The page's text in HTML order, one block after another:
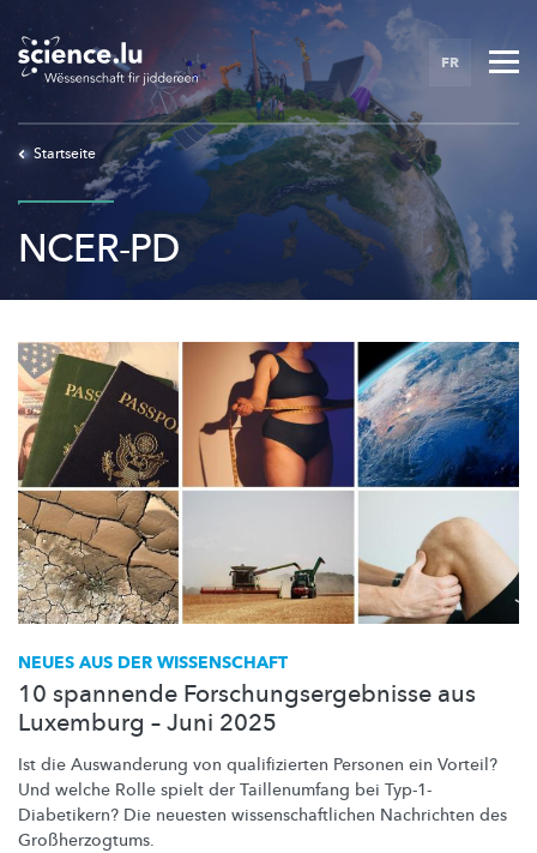
main
content
FR
Startseite
NCER-PD
NEUES AUS DER WISSENSCHAFT
10 spannende Forschungsergebnisse aus
Luxemburg – Juni 2025
Ist die Auswanderung von qualifizierten Personen ein Vorteil?
Und welche Rolle spielt der Taillenumfang bei Typ-1-
Diabetikern? Die neuesten wissenschaftlichen Nachrichten des
Großherzogtums.